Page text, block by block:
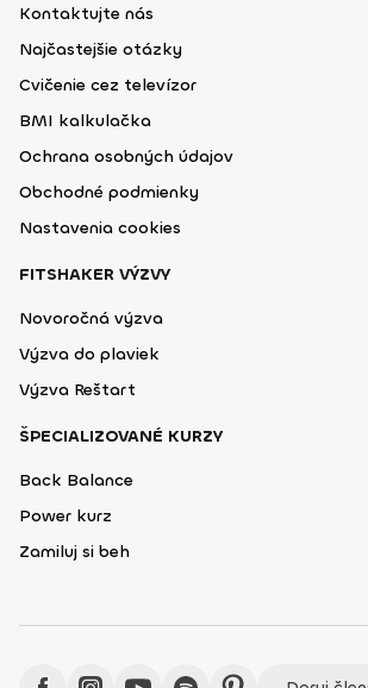
Kontaktujte nás
Najčastejšie otázky
Cvičenie cez televízor
BMI kalkulačka
Ochrana osobných údajov
Obchodné podmienky
Nastavenia cookies
FITSHAKER VÝZVY
Novoročná výzva
Výzva do plaviek
Výzva Reštart
ŠPECIALIZOVANÉ KURZY
Back Balance
Power kurz
Zamiluj si beh